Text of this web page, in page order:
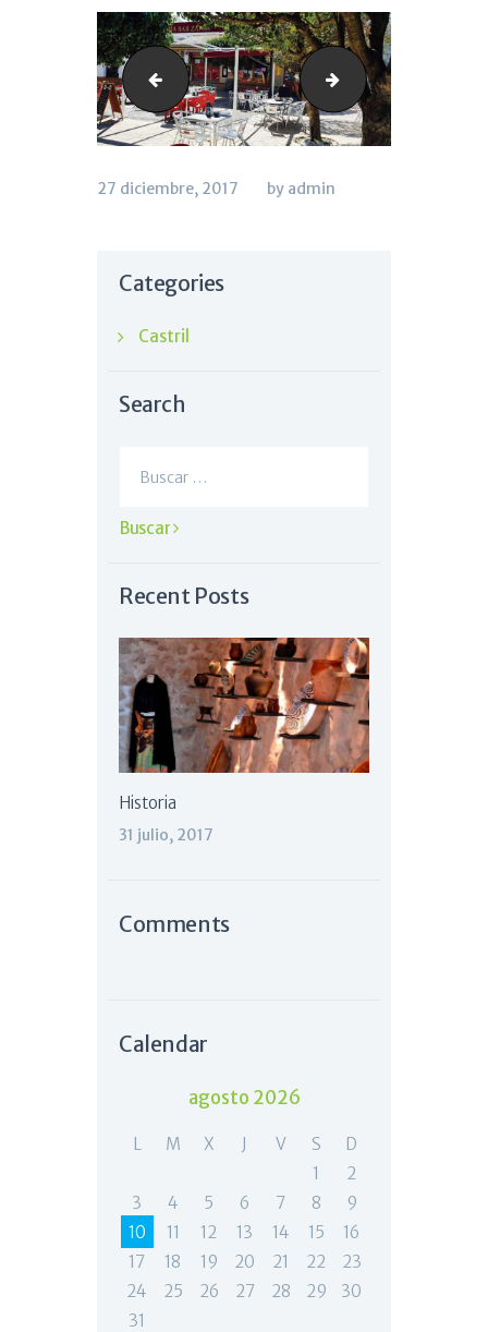
lazafra_tres cirola_dos
27 diciembre, 2017 by admin
Categories
Castril
Search
Recent Posts
Historia
31 julio, 2017
Comments
Calendar
agosto 2026
L M X J V S
D
1
2
3
4 5 6 7 8
9
10
11 12 13 14 15
16
17
18 19 20 21 22
23
24
25 26 27 28 29
30
31